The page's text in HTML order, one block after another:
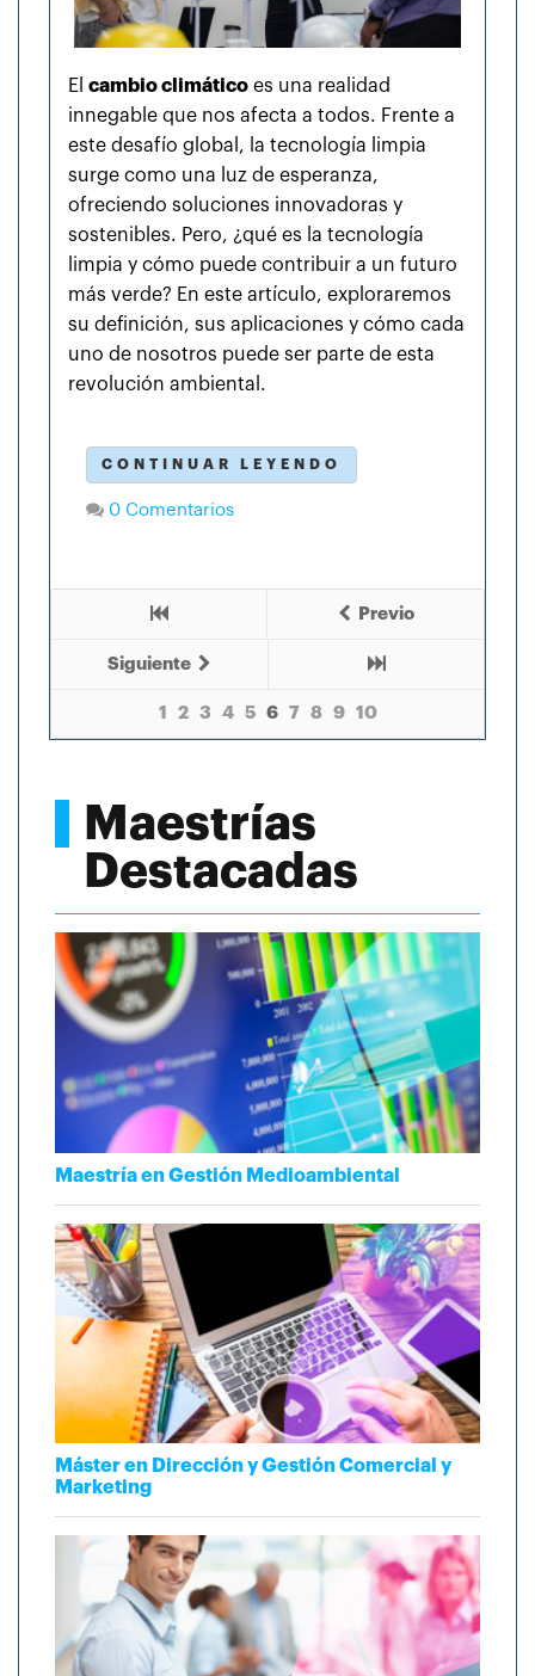
El cambio climático es una realidad
innegable que nos afecta a todos. Frente a
este desafío global, la tecnología limpia
surge como una luz de esperanza,
ofreciendo soluciones innovadoras y
sostenibles. Pero, ¿qué es la tecnología
limpia y cómo puede contribuir a un futuro
más verde? En este artículo, exploraremos
su definición, sus aplicaciones y cómo cada
uno de nosotros puede ser parte de esta
revolución ambiental.
CONTINUAR LEYENDO
0 Comentarios
Previo
Siguiente
1 2 3 4 5 6 7 8 9 10
Maestrías
Destacadas
Maestría en Gestión Medioambiental
Máster en Dirección y Gestión Comercial y
Marketing